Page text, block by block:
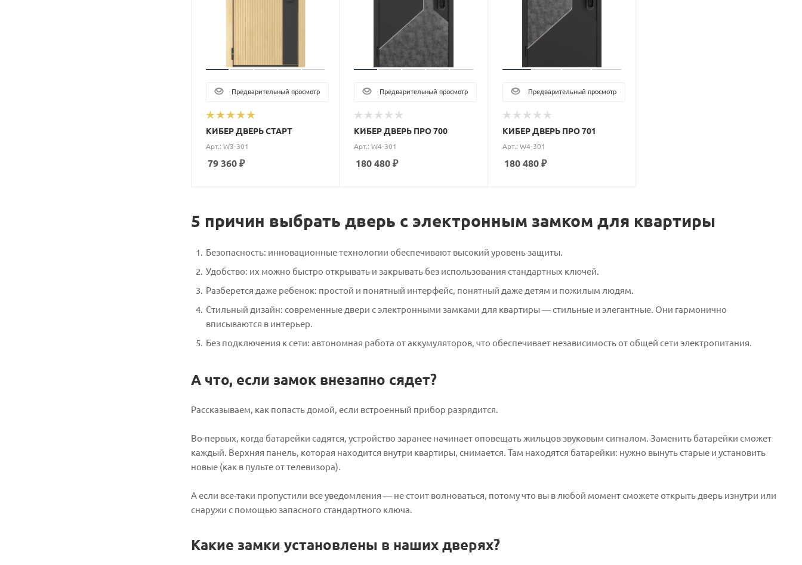
Предварительный просмотр
КИБЕР ДВЕРЬ СТАРТ
Арт.: W3-301
79 360₽
Предварительный просмотр
КИБЕР ДВЕРЬ ПРО 700
Арт.: W4-301
180 480₽
Предварительный просмотр
КИБЕР ДВЕРЬ ПРО 701
Арт.: W4-301
180 480₽
5 причин выбрать дверь с электронным замком для квартиры
Безопасность: инновационные технологии обеспечивают высокий уровень защиты.
Удобство: их можно быстро открывать и закрывать без использования стандартных ключей.
Разберется даже ребенок: простой и понятный интерфейс, понятный даже детям и пожилым людям.
Стильный дизайн: современные двери с электронными замками для квартиры — стильные и элегантные. Они гармонично
вписываются в интерьер.
Без подключения к сети: автономная работа от аккумуляторов, что обеспечивает независимость от общей сети электропитания.
А что, если замок внезапно сядет?
Рассказываем, как попасть домой, если встроенный прибор разрядится.
Во-первых, когда батарейки садятся, устройство заранее начинает оповещать жильцов звуковым сигналом. Заменить батарейки сможет
каждый. Верхняя панель, которая находится внутри квартиры, снимается. Там находятся батарейки: нужно вынуть старые и установить
новые (как в пульте от телевизора).
А если все-таки пропустили все уведомления — не стоит волноваться, потому что вы в любой момент сможете открыть дверь изнутри или
снаружи с помощью запасного стандартного ключа.
Какие замки установлены в наших дверях?